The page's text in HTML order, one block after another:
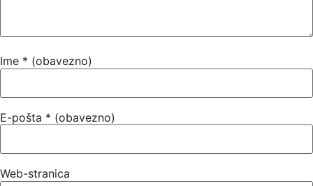
Ime * (obavezno)
E-pošta * (obavezno)
Web-stranica